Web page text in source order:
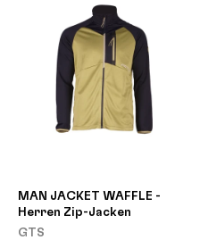
MAN JACKET WAFFLE -
Herren Zip-Jacken
GTS